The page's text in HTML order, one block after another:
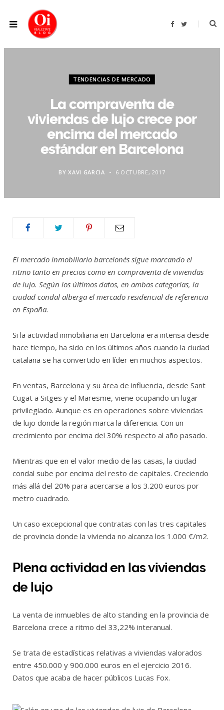
F
b
T
t
TENDENCIAS DE MERCADO
La compraventa de
viviendas de lujo crece por
encima del mercado
estándar en Barcelona
BYXAVI GARCIA 6 OCTUBRE, 2017
El mercado inmobiliario barcelonés sigue marcando el
ritmo tanto en precios como en compraventa de viviendas
de lujo. Según los últimos datos, en ambas categorías, la
ciudad condal alberga el mercado residencial de referencia
en España.
Si la actividad inmobiliaria en Barcelona era intensa desde
hace tiempo, ha sido en los últimos años cuando la ciudad
catalana se ha convertido en líder en muchos aspectos.
En ventas, Barcelona y su área de influencia, desde Sant
Cugat a Sitges y el Maresme, viene ocupando un lugar
privilegiado. Aunque es en operaciones sobre viviendas
de lujo donde la región marca la diferencia. Con un
crecimiento por encima del 30% respecto al año pasado.
Mientras que en el valor medio de las casas, la ciudad
condal sube por encima del resto de capitales. Creciendo
más allá del 20% para acercarse a los 3.200 euros por
metro cuadrado.
Un caso excepcional que contratas con las tres capitales
de provincia donde la vivienda no alcanza los 1.000 €/m2.
Plena actividad en las viviendas
de lujo
La venta de inmuebles de alto standing en la provincia de
Barcelona crece a ritmo del 33,22% interanual.
Se trata de estadísticas relativas a viviendas valorados
entre 450.000 y 900.000 euros en el ejercicio 2016.
Datos que acaba de hacer públicos Lucas Fox.